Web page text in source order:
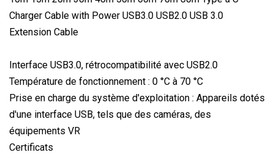
Interface USB3.0, rétrocompatibilité avec USB2.0
Température de fonctionnement : 0 °C à 70 °C
Prise en charge du système d'exploitation : Appareils dotés
d'une interface USB, tels que des caméras, des
équipements VR
Certificats